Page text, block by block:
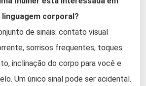
linguagem corporal?
de sinais: contato visual
sorrisos frequentes, toques
inclinação do corpo para você e
Um único sinal pode ser acidental.